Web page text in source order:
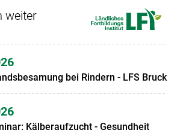
weiter
bei Rindern - LFS Bruck
Kälberaufzucht - Gesundheit